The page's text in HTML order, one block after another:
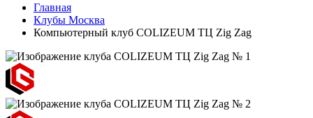
Главная
Клубы Москва
Компьютерный клуб COLIZEUM ТЦ Zig Zag